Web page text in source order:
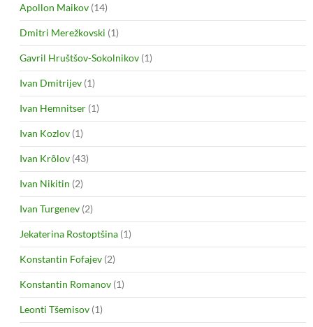
Apollon Maikov (14)
Dmitri Merežkovski (1)
Gavril Hruštšov-Sokolnikov (1)
Ivan Dmitrijev (1)
Ivan Hemnitser (1)
Ivan Kozlov (1)
Ivan Krõlov (43)
Ivan Nikitin (2)
Ivan Turgenev (2)
Jekaterina Rostoptšina (1)
Konstantin Fofajev (2)
Konstantin Romanov (1)
Leonti Tšemisov (1)